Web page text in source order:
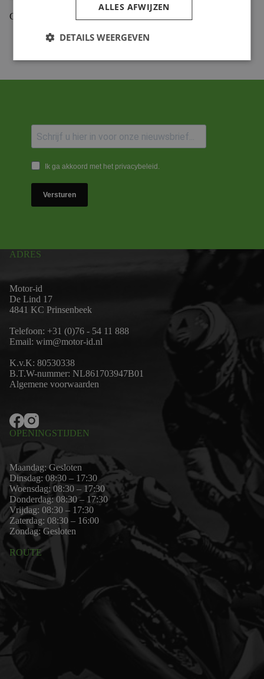
Gekoppelde Motoren
Ik ga akkoord met het privacybeleid.
Versturen
ADRES
Motor-id
De Lind 17
4841 KC Prinsenbeek
Telefoon: +31 (0)76 - 54 11 888
Email: wim@motor-id.nl
K.v.K: 80530338
B.T.W-nummer: NL861703947B01
Algemene voorwaarden
OPENINGSTIJDEN
Maandag: Gesloten
Dinsdag: 08:30 – 17:30
Woensdag: 08:30 – 17:30
Donderdag: 08:30 – 17:30
Vrijdag: 08:30 – 17:30
Zaterdag: 08:30 – 16:00
Zondag: Gesloten
ROUTE
ALLES AFWIJZEN
DETAILS WEERGEVEN